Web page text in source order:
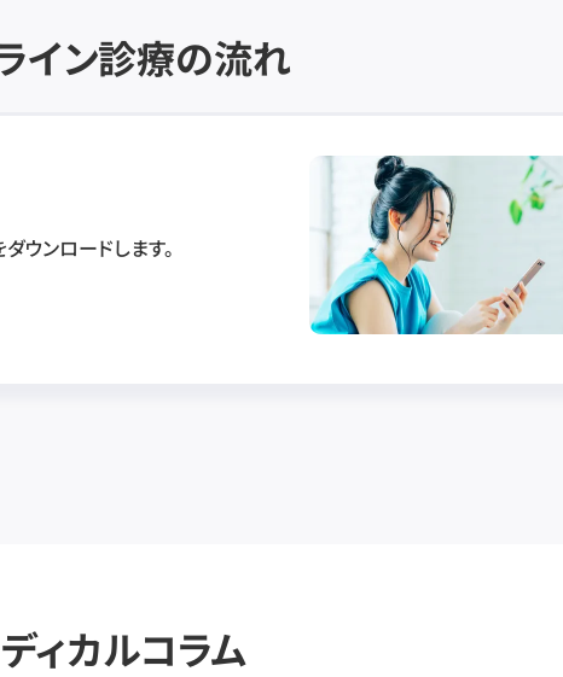
イン診療の流れ
ウンロードします。
ィカルコラム